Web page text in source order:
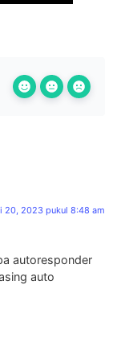
20, 2023 pukul 8:48 am
autoresponder
auto